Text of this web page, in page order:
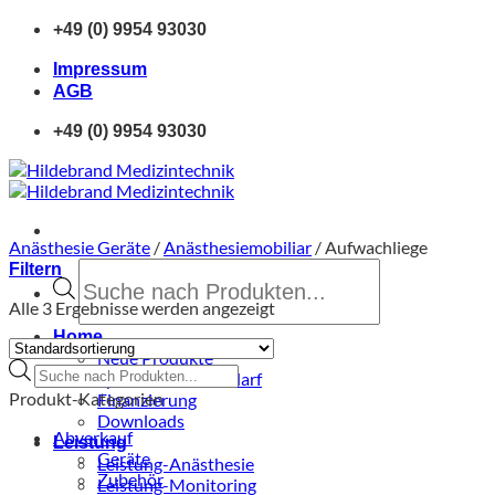
Zum
springen
+49 (0) 9954 93030
Impressum
AGB
+49 (0) 9954 93030
search
Home
Neue Produkte
Sprechstundenbedarf
Finanzierung
Downloads
Leistung
Leistung-Anästhesie
Leistung-Monitoring
Anästhesie Geräte /Anästhesiemobiliar /Aufwachliege
Filtern
Alle 3 Ergebnisse werden angezeigt
Products
search
Produkt-Kategorien
Abverkauf
Geräte
Zubehör